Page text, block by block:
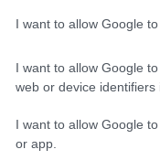
I want to allow Google
I want to allow Google
web or device identifiers
I want to allow Google
or app.
ΤΟ ΑΡΘΡΟ